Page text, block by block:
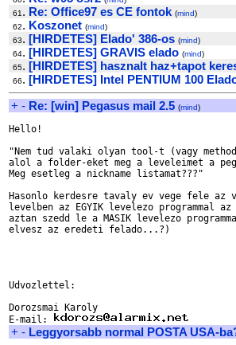
61 . Re: Office97 es CE fontok (mind)
62. Koszonet (mind)
63. [HIRDETES] Elado' 386-os (mind)
64. [HIRDETES] GRAVIS elado (mind)
65. [HIRDETES] hasznalt haz+tapot
66. [HIRDETES] Intel PENTIUM 100
+ - Re: [win] Pegasus mail 2.5 (mind)
Hello!
"Nem tud valaki olyan tool-t (vagy
alol a folder-eket meg a leveleimet a
Meg esetleg a nickname listamat???"
Hasonlo kerdesre tavaly ev vege fele
levelben az EGYIK levelezo programmal
aztan szedd le a MASIK levelezo
elvesz az eredeti felado...?)
Udvozlettel:
Dorozsmai Karoly
E-mail:
+ - Leggyorsabb normal POSTA USA-